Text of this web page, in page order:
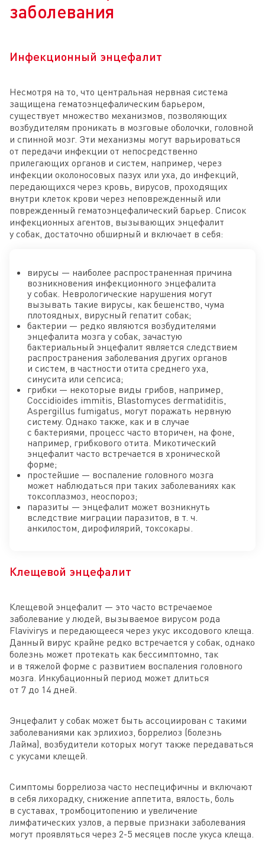
заболевания
Инфекционный энцефалит
Несмотря на то, что центральная нервная система
защищена гематоэнцефалическим барьером,
существует множество механизмов, позволяющих
возбудителям проникать в мозговые оболочки, головной
и спинной мозг. Эти механизмы могут варьироваться
от передачи инфекции от непосредственно
прилегающих органов и систем, например, через
инфекции околоносовых пазух или уха, до инфекций,
передающихся через кровь, вирусов, проходящих
внутри клеток крови через неповрежденный или
поврежденный гематоэнцефалический барьер. Список
инфекционных агентов, вызывающих энцефалит
у собак, достаточно обширный и включает в себя:
вирусы — наиболее распространенная причина
возникновения инфекционного энцефалита
у собак. Неврологические нарушения могут
вызывать такие вирусы, как бешенство, чума
плотоядных, вирусный гепатит собак;
бактерии — редко являются возбудителями
энцефалита мозга у собак, зачастую
бактериальный энцефалит является следствием
распространения заболевания других органов
и систем, в частности отита среднего уха,
синусита или сепсиса;
грибки — некоторые виды грибов, например,
Coccidioides immitis, Blastomyces dermatiditis,
Aspergillus fumigatus, могут поражать нервную
систему. Однако также, как и в случае
с бактериями, процесс часто вторичен, на фоне,
например, грибкового отита. Микотический
энцефалит часто встречается в хронической
форме;
простейшие — воспаление головного мозга
может наблюдаться при таких заболеваниях как
токсоплазмоз, неоспороз;
паразиты — энцефалит может возникнуть
вследствие миграции паразитов, в т. ч.
анкилостом, дирофилярий, токсокары.
Клещевой энцефалит
Клещевой энцефалит — это часто встречаемое
заболевание у людей, вызываемое вирусом рода
Flavivirys и передающееся через укус иксодового клеща.
Данный вирус крайне редко встречается у собак, однако
болезнь может протекать как бессимптомно, так
и в тяжелой форме с развитием воспаления головного
мозга. Инкубационный период может длиться
от 7 до 14 дней.
Энцефалит у собак может быть ассоциирован с такими
заболеваниями как эрлихиоз, боррелиоз (болезнь
Лайма), возбудители которых могут также передаваться
с укусами клещей.
Симптомы боррелиоза часто неспецифичны и включают
в себя лихорадку, снижение аппетита, вялость, боль
в суставах, тромбоцитопению и увеличение
лимфатических узлов, а первые признаки заболевания
могут проявляться через 2-5 месяцев после укуса клеща.